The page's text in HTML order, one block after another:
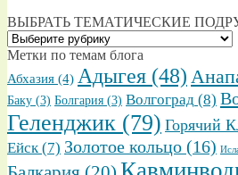
ВЫБРАТЬ ТЕМАТИЧЕСКИЕ
ВЫБРАТЬ
ТЕМАТИЧЕСКИЕ
ПОДРУБРИКИ
Метки по темам блога
Абхазия (4) Адыгея (48)
Баку (3) Болгария (3) Волгоград (8)
Геленджик (79) Горячий
Ейск(7) Золотое кольцо (16)